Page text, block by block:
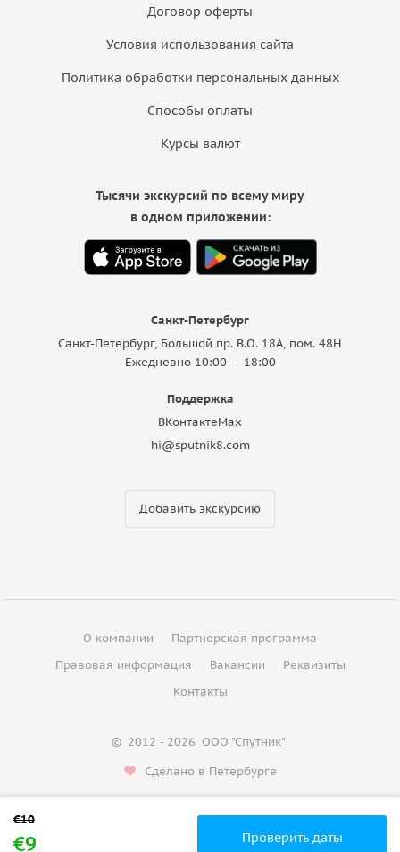
€9 Проверить даты
Договор оферты
Условия использования сайта
Политика обработки персональных данных
Способы оплаты
Курсы валют
Санкт-Петербург
Санкт-Петербург, Большой пр. В.О. 18A, пом. 48Н
Ежедневно 10:00 — 18:00
Поддержка
ВКонтактеMax
hi@sputnik8.com
Добавить экскурсию
Тысячи экскурсий по всему миру
в одном приложении:
О компании
Партнерская программа
Правовая информация
Вакансии
Реквизиты
Контакты
© 2012 - 2026 ООО "Спутник"
Сделано в Петербурге